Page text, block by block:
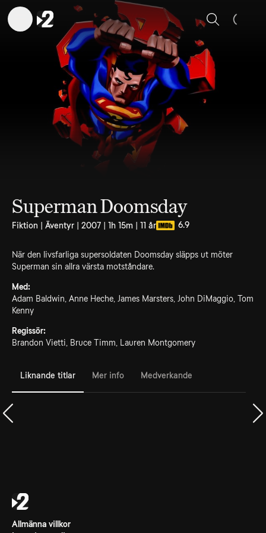
Sök
Superman Doomsday
Fiktion | Äventyr | 2007 | 1h 15m | 11 år 6.9
När den livsfarliga supersoldaten Doomsday släpps ut möter
Superman sin allra värsta motståndare.
Med:
Adam Baldwin, Anne Heche, James Marsters, John DiMaggio, Tom
Kenny
Regissör:
Brandon Vietti, Bruce Timm, Lauren Montgomery
Liknande titlar Mer info Medverkande
Allmänna villkor